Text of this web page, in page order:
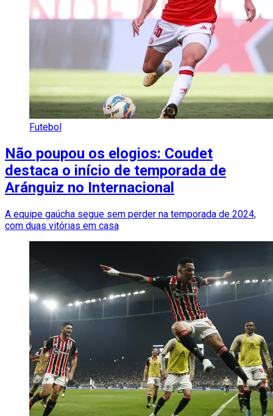
Futebol
Não poupou os elogios: Coudet
destaca o início de temporada de
Aránguiz no Internacional
A equipe gaúcha segue sem perder na temporada de 2024,
com duas vitórias em casa